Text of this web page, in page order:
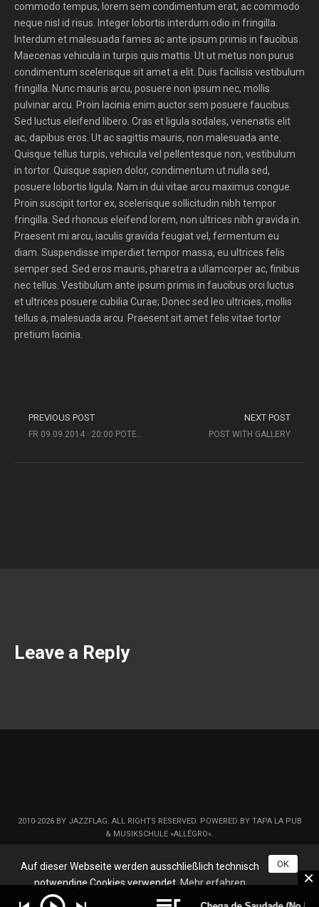
commodo tempus, lorem sem condimentum erat, ac commodo
neque nisl id risus. Integer lobortis interdum odio in fringilla.
Interdum et malesuada fames ac ante ipsum primis in faucibus.
Maecenas vehicula in turpis quis mattis. Ut ut metus non purus
condimentum scelerisque sit amet a elit. Duis facilisis vestibulum
fringilla. Nunc mauris arcu, posuere non ipsum nec, mollis
pulvinar arcu. Proin lacinia enim auctor sem posuere faucibus.
Sed luctus eleifend libero. Cras et ligula sodales, venenatis elit
ac, dapibus eros. Ut ac sagittis mauris, non malesuada ante.
Quisque tellus turpis, vehicula vel pellentesque non, vestibulum
in tortor. Quisque sapien dolor, condimentum ut nulla sed,
posuere lobortis ligula. Nam in dui vitae arcu maximus congue.
Proin suscipit tortor ex, scelerisque sollicitudin nibh tempor
fringilla. Sed rhoncus eleifend lorem, non ultrices nibh gravida in.
Praesent mi arcu, iaculis gravida feugiat vel, fermentum eu
diam. Suspendisse imperdiet tempor massa, eu ultrices felis
semper sed. Sed eros mauris, pharetra a ullamcorper ac, finibus
nec tellus. Vestibulum ante ipsum primis in faucibus orci luctus
et ultrices posuere cubilia Curae; Donec sed leo ultricies, mollis
tellus a, malesuada arcu. Praesent sit amet felis vitae tortor
pretium lacinia.
PREVIOUS POST
FR 09.09.2014 · 20:00 POTEMKIN JAZZ JAM (USA)
NEXT POST
POST WITH GALLERY
Leave a Reply
2010-2026 BY JAZZFLAG. ALL RIGHTS RESERVED. POWERED BY TAPA LA PUB
& MUSIKSCHULE »ALLÉGRO«.
Auf dieser Webseite werden ausschließlich technisch
notwendige Cookies verwendet.Mehr erfahren
OK